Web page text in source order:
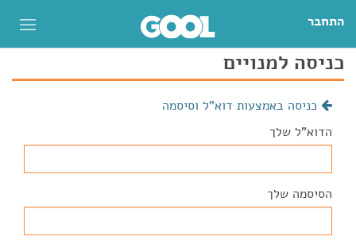
התחבר
כניסה למנויים
כניסה באמצעות דוא"ל וסיסמה
הדוא"ל שלך
הסיסמה שלך